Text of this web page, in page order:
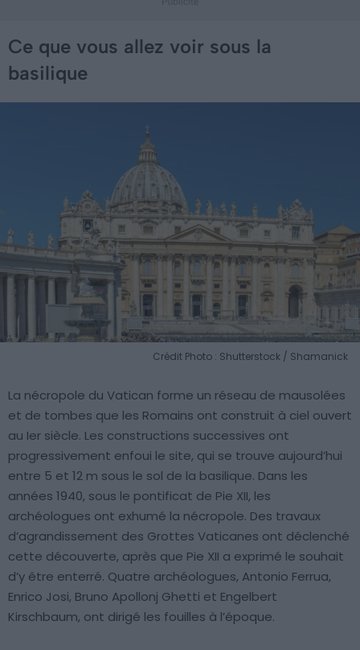
Ce que vous allez voir sous la
basilique
Crédit Photo : Shutterstock / Shamanick
La nécropole du Vatican forme un réseau de mausolées
et de tombes que les Romains ont construit à ciel ouvert
au Ier siècle. Les constructions successives ont
progressivement enfoui le site, qui se trouve aujourd’hui
entre 5 et 12 m sous le sol de la basilique. Dans les
années 1940, sous le pontificat de Pie XII, les
archéologues ont exhumé la nécropole. Des travaux
d’agrandissement des Grottes Vaticanes ont déclenché
cette découverte, après que Pie XII a exprimé le souhait
d’y être enterré. Quatre archéologues, Antonio Ferrua,
Enrico Josi, Bruno Apollonj Ghetti et Engelbert
Kirschbaum, ont dirigé les fouilles à l’époque.